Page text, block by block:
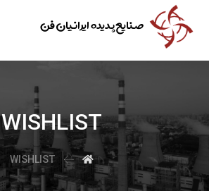
صنایع پدیده ایرانیان فن
WISHLIST
WISHLIST